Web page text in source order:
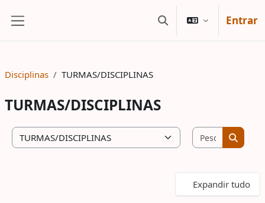
Alternar a entrada
Entrar
Disciplinas TURMAS/DISCIPLINAS
TURMAS/DISCIPLINAS
Categorias de disciplinas
Expandir tudo